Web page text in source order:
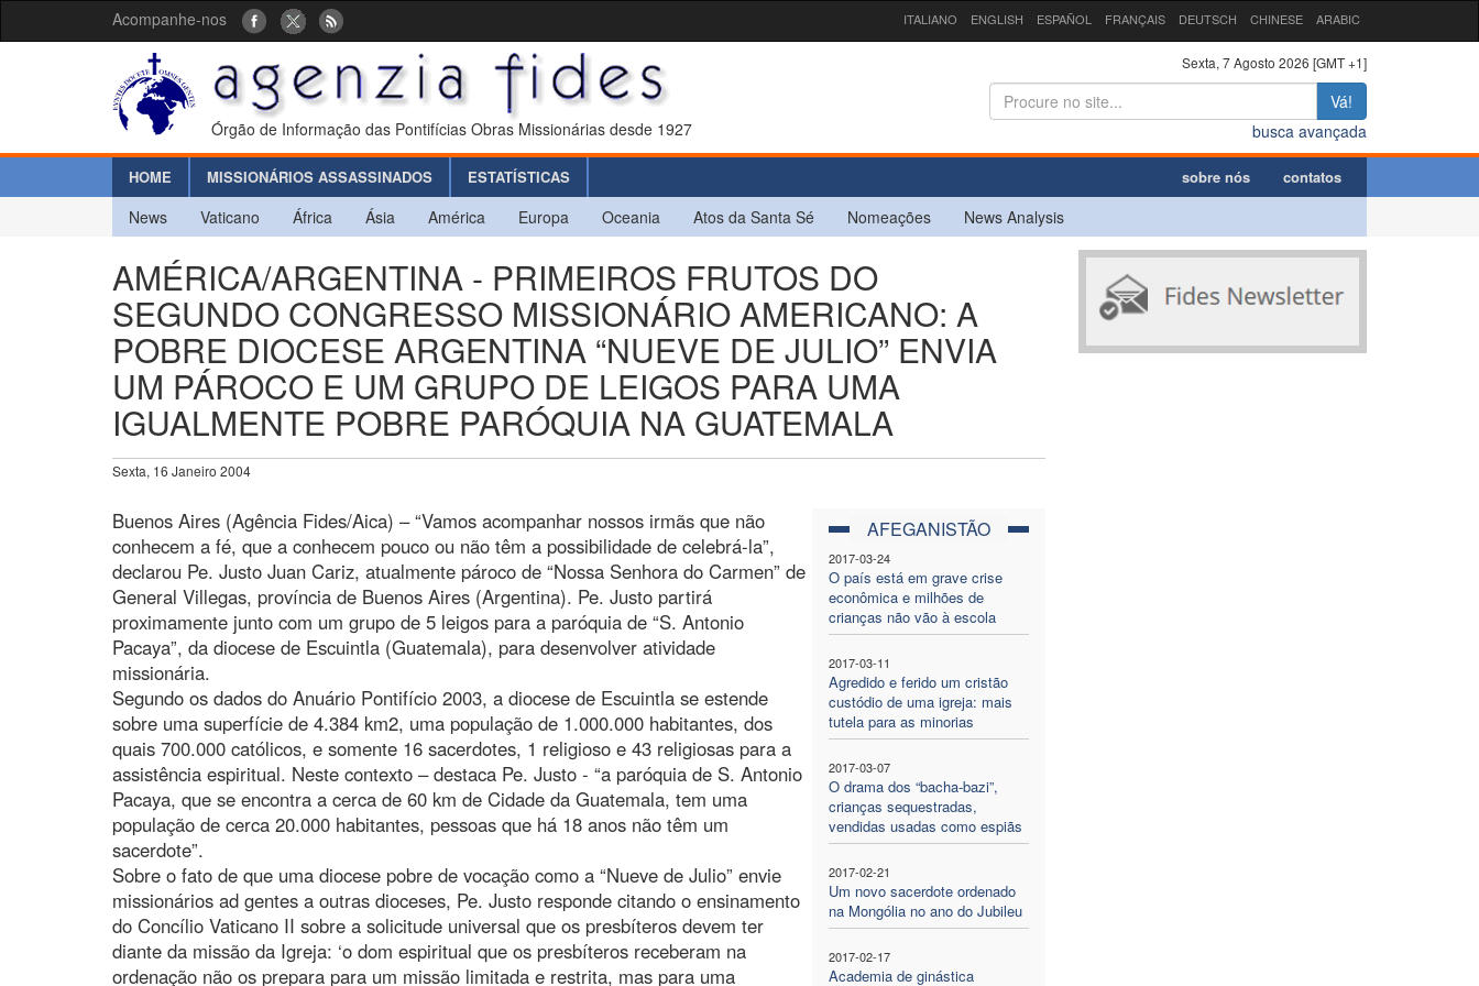
Acompanhe-nos ITALIANO ENGLISH ESPAÑOL FRANÇAIS DEUTSCH CHINESE ARABIC
Órgão de Informação das Pontifícias Obras Missionárias desde 1927
Sexta, 7 Agosto 2026 [GMT +1]
Vá!
busca avançada
HOME MISSIONÁRIOS ASSASSINADOS ESTATÍSTICAS sobre nós contatos
News Vaticano África Ásia América Europa Oceania Atos da Santa Sé Nomeações News Analysis
AMÉRICA/ARGENTINA - PRIMEIROS FRUTOS DO
SEGUNDO CONGRESSO MISSIONÁRIO AMERICANO: A
POBRE DIOCESE ARGENTINA “NUEVE DE JULIO” ENVIA
UM PÁROCO E UM GRUPO DE LEIGOS PARA UMA
IGUALMENTE POBRE PARÓQUIA NA GUATEMALA
Sexta, 16 Janeiro 2004
AFEGANISTÃO
2017-03-24
O país está em grave crise
econômica e milhões de
crianças não vão à escola
2017-03-11
Agredido e ferido um cristão
custódio de uma igreja: mais
tutela para as minorias
2017-03-07
O drama dos “bacha-bazi”,
crianças sequestradas,
vendidas usadas como espiãs
2017-02-21
Um novo sacerdote ordenado
na Mongólia no ano do Jubileu
2017-02-17
Academia de ginástica
Buenos Aires (Agência Fides/Aica) – “Vamos acompanhar nossos irmãs que não
conhecem a fé, que a conhecem pouco ou não têm a possibilidade de celebrá-la”,
declarou Pe. Justo Juan Cariz, atualmente pároco de “Nossa Senhora do Carmen” de
General Villegas, província de Buenos Aires (Argentina). Pe. Justo partirá
proximamente junto com um grupo de 5 leigos para a paróquia de “S. Antonio
Pacaya”, da diocese de Escuintla (Guatemala), para desenvolver atividade
missionária.
Segundo os dados do Anuário Pontifício 2003, a diocese de Escuintla se estende
sobre uma superfície de 4.384 km2, uma população de 1.000.000 habitantes, dos
quais 700.000 católicos, e somente 16 sacerdotes, 1 religioso e 43 religiosas para a
assistência espiritual. Neste contexto – destaca Pe. Justo - “a paróquia de S. Antonio
Pacaya, que se encontra a cerca de 60 km de Cidade da Guatemala, tem uma
população de cerca 20.000 habitantes, pessoas que há 18 anos não têm um
sacerdote”.
Sobre o fato de que uma diocese pobre de vocação como a “Nueve de Julio” envie
missionários ad gentes a outras dioceses, Pe. Justo responde citando o ensinamento
do Concílio Vaticano II sobre a solicitude universal que os presbíteros devem ter
diante da missão da Igreja: ‘o dom espiritual que os presbíteros receberam na
ordenação não os prepara para um missão limitada e restrita, mas para uma